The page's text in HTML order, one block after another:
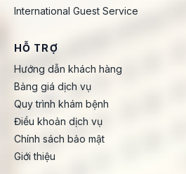
International Guest Service
HỖ TRỢ
Hướng dẫn khách hàng
Bảng giá dịch vụ
Quy trình khám bệnh
Điều khoản dịch vụ
Chính sách bảo mật
Giới thiệu